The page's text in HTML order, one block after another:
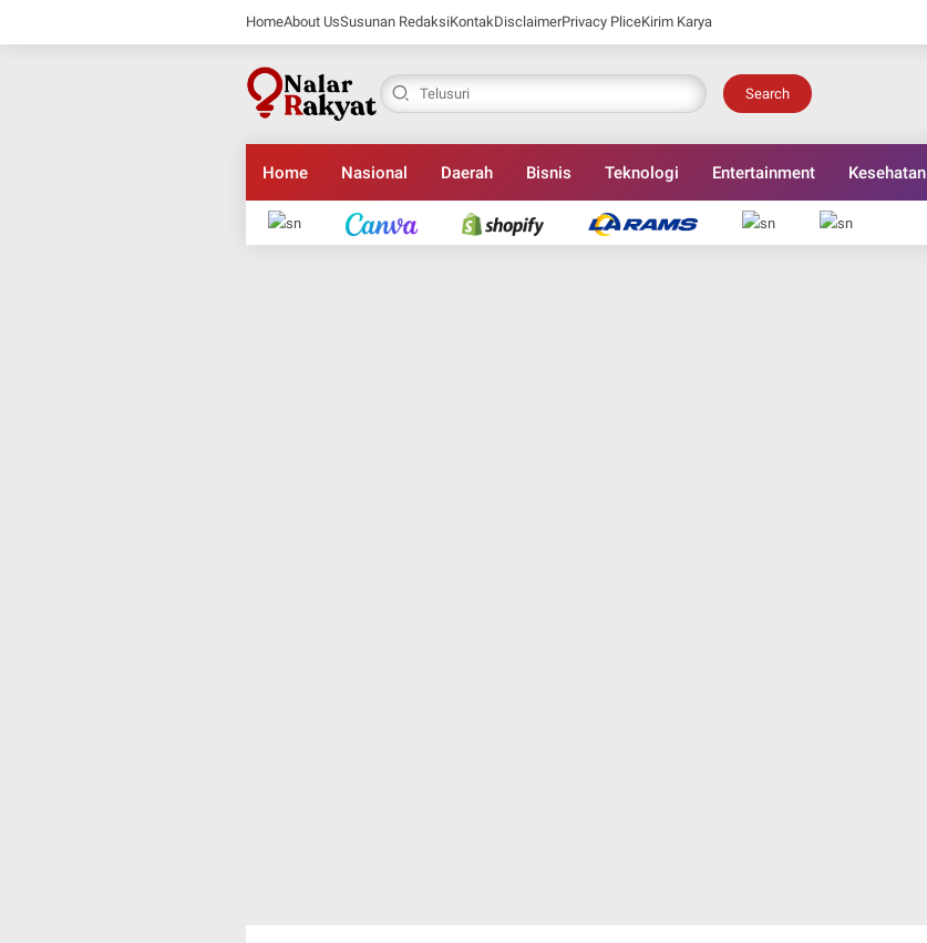
HomeAbout UsSusunan RedaksiKontakDisclaimerPrivacy PliceKirim Karya
Search
Home Nasional Daerah Bisnis Teknologi Entertainment Kesehatan